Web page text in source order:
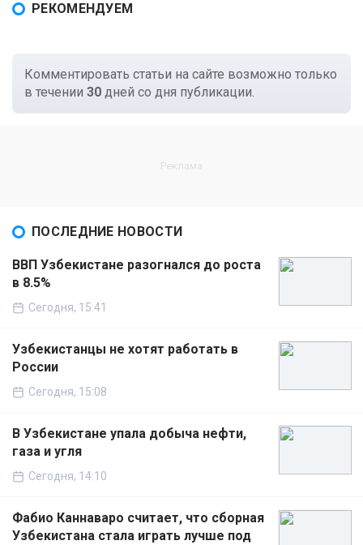
РЕКОМЕНДУЕМ
Комментировать статьи на сайте возможно только
в течении 30 дней со дня публикации.
ПОСЛЕДНИЕ НОВОСТИ
ВВП Узбекистане разогнался до роста
в 8.5%
Сегодня, 15:41
Узбекистанцы не хотят работать в
России
Сегодня, 15:08
В Узбекистане упала добыча нефти,
газа и угля
Сегодня, 14:10
Фабио Каннаваро считает, что сборная
Узбекистана стала играть лучше под